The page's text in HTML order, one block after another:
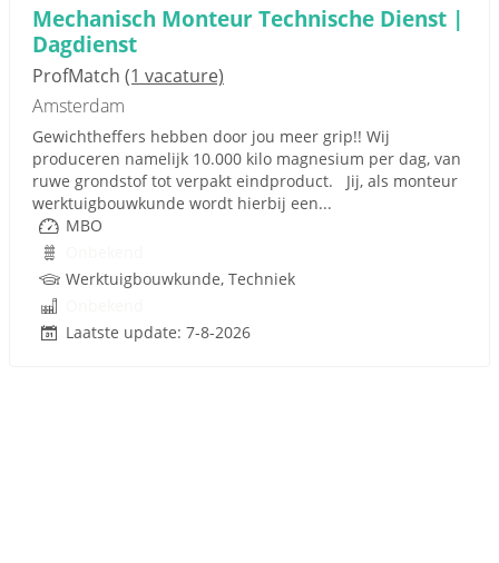
Mechanisch Monteur Technische Dienst |
Dagdienst
ProfMatch (1 vacature)
Amsterdam
Gewichtheffers hebben door jou meer grip!! Wij
produceren namelijk 10.000 kilo magnesium per dag, van
ruwe grondstof tot verpakt eindproduct. Jij, als monteur
werktuigbouwkunde wordt hierbij een...
MBO
Werktuigbouwkunde, Techniek
Laatste update: 7-8-2026